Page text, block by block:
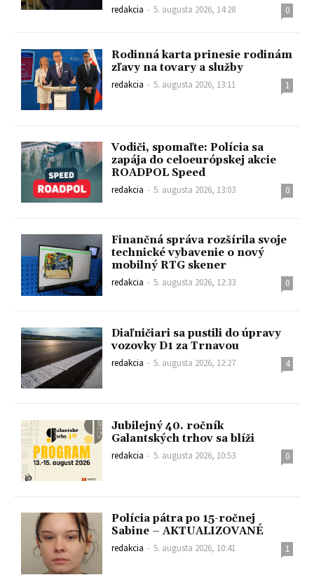
redakcia - 5. augusta 2026, 14:28 0
Rodinná karta prinesie rodinám
zľavy na tovary a služby
redakcia - 5. augusta 2026, 13:11 1
Vodiči, spomaľte: Polícia sa
zapája do celoeurópskej akcie
ROADPOL Speed
redakcia - 5. augusta 2026, 13:03 0
Finančná správa rozšírila svoje
technické vybavenie o nový
mobilný RTG skener
redakcia - 5. augusta 2026, 12:33 0
Diaľničiari sa pustili do úpravy
vozovky D1 za Trnavou
redakcia - 5. augusta 2026, 12:27 4
Jubilejný 40. ročník
Galantských trhov sa blíži
redakcia - 5. augusta 2026, 10:53 0
Polícia pátra po 15-ročnej
Sabine – AKTUALIZOVANÉ
redakcia - 5. augusta 2026, 10:41 1